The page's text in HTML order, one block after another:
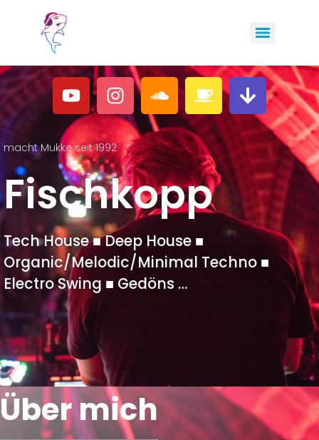
macht Mukke seit 1992
Fischkopp
Tech House ■ Deep House ■
Organic/Melodic/Minimal Techno ■
Electro Swing ■ Gedöns …
Über mich